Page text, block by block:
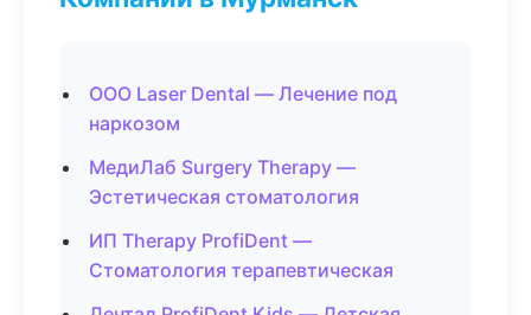
ООО Laser Dental — Лечение под
наркозом
МедиЛаб Surgery Therapy —
Эстетическая стоматология
ИП Therapy ProfiDent —
Стоматология терапевтическая